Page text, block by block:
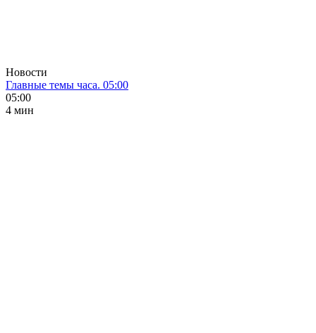
Новости
Главные темы часа. 05:00
05:00
4 мин